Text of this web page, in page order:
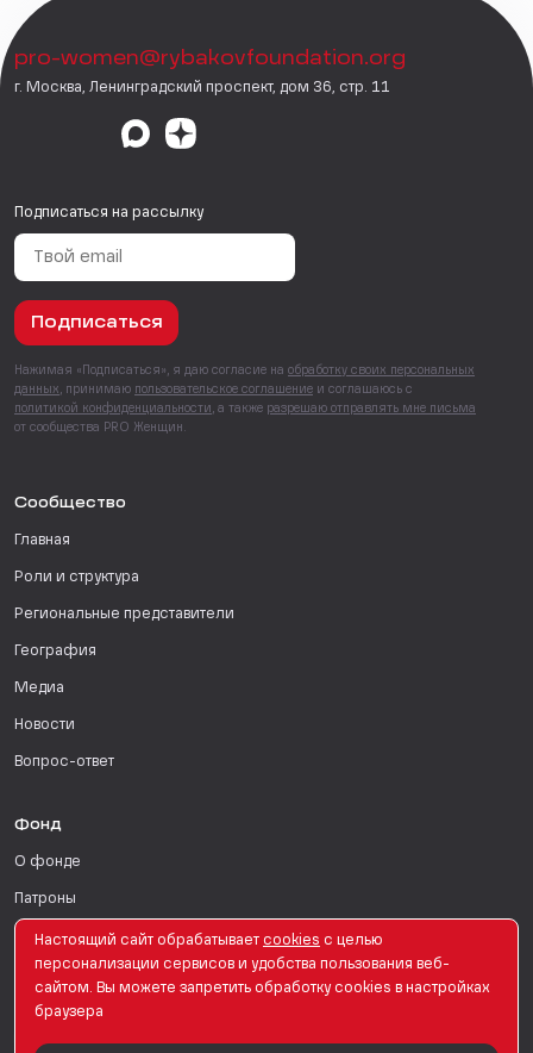
pro-women@rybakovfoundation.org
г. Москва, Ленинградский проспект, дом 36, стр. 11
Подписаться на рассылку
Подписаться
Нажимая «Подписаться», я даю согласие на обработку своих персональных
данных , принимаю пользовательское соглашение и соглашаюсь с
политикой конфиденциальности , а также разрешаю отправлять мне письма
от сообщества PRO Женщин.
Сообщество
Главная
Роли и структура
Региональные представители
География
Медиа
Новости
Вопрос-ответ
Фонд
О фонде
Патроны
Поддержать
Для СМИ
Настоящий сайт обрабатывает сookies с целью
персонализации сервисов и удобства пользования веб-
сайтом. Вы можете запретить обработку сookies в настройках
браузера